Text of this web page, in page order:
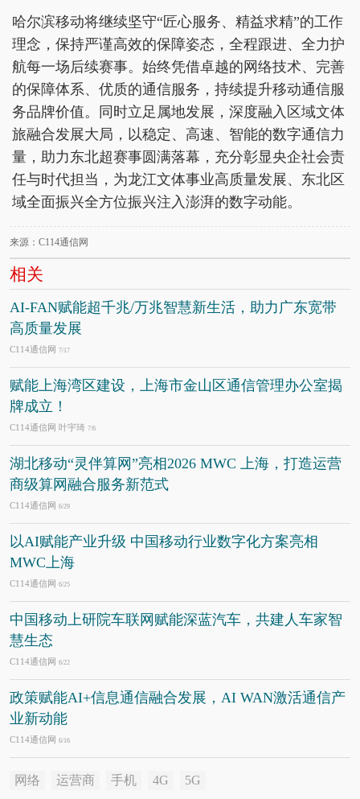
哈尔滨移动将继续坚守“匠心服务、精益求精”的工作
理念，保持严谨高效的保障姿态，全程跟进、全力护
航每一场后续赛事。始终凭借卓越的网络技术、完善
的保障体系、优质的通信服务，持续提升移动通信服
务品牌价值。同时立足属地发展，深度融入区域文体
旅融合发展大局，以稳定、高速、智能的数字通信力
量，助力东北超赛事圆满落幕，充分彰显央企社会责
任与时代担当，为龙江文体事业高质量发展、东北区
域全面振兴全方位振兴注入澎湃的数字动能。
来源：C114通信网
相关
AI-FAN赋能超千兆/万兆智慧新生活，助力广东宽带
高质量发展
C114通信网 7/17
赋能上海湾区建设，上海市金山区通信管理办公室揭
牌成立！
C114通信网 叶宇琦 7/6
湖北移动“灵伴算网”亮相2026 MWC 上海，打造运营
商级算网融合服务新范式
C114通信网 6/29
以AI赋能产业升级 中国移动行业数字化方案亮相
MWC上海
C114通信网 6/25
中国移动上研院车联网赋能深蓝汽车，共建人车家智
慧生态
C114通信网 6/22
政策赋能AI+信息通信融合发展，AI WAN激活通信产
业新动能
C114通信网 6/16
网络 运营商 手机 4G 5G